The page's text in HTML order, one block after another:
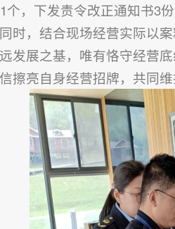
个，下发责令改正通知书3
时，结合现场经营实际以
发展之基，唯有恪守经营
擦亮自身经营招牌，共同